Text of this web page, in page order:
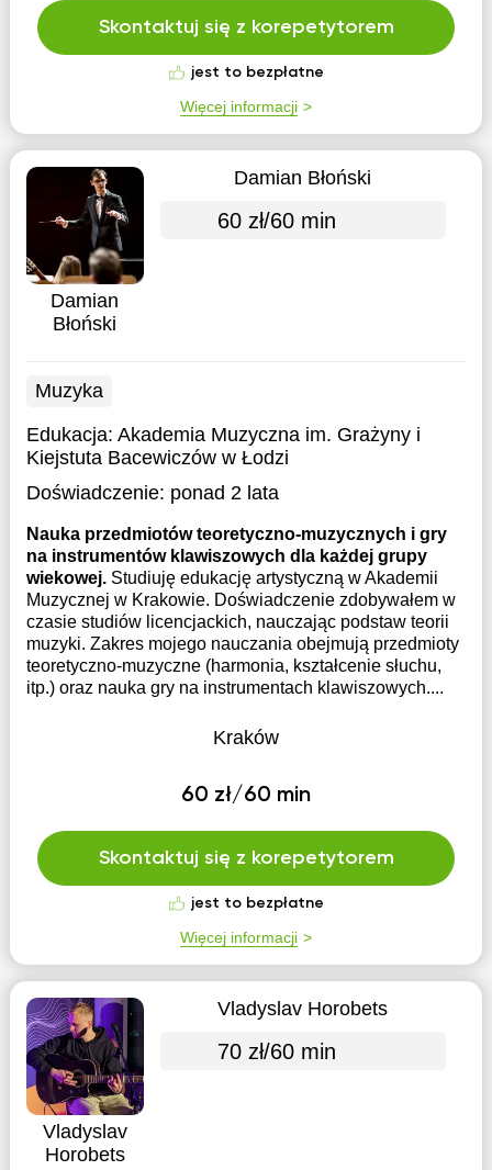
Skontaktuj się z korepetytorem
jest to bezpłatne
Więcej informacji
Damian
Błoński
Damian Błoński
60 zł/60 min
Muzyka
Edukacja: Akademia Muzyczna im. Grażyny i
Kiejstuta Bacewiczów w Łodzi
Doświadczenie: ponad 2 lata
Nauka przedmiotów teoretyczno-muzycznych i gry
na instrumentów klawiszowych dla każdej grupy
wiekowej. Studiuję edukację artystyczną w Akademii
Muzycznej w Krakowie. Doświadczenie zdobywałem w
czasie studiów licencjackich, nauczając podstaw teorii
muzyki. Zakres mojego nauczania obejmują przedmioty
teoretyczno-muzyczne (harmonia, kształcenie słuchu,
itp.) oraz nauka gry na instrumentach klawiszowych....
Kraków
60 zł/60 min
Skontaktuj się z korepetytorem
jest to bezpłatne
Więcej informacji
Vladyslav
Horobets
Vladyslav Horobets
70 zł/60 min